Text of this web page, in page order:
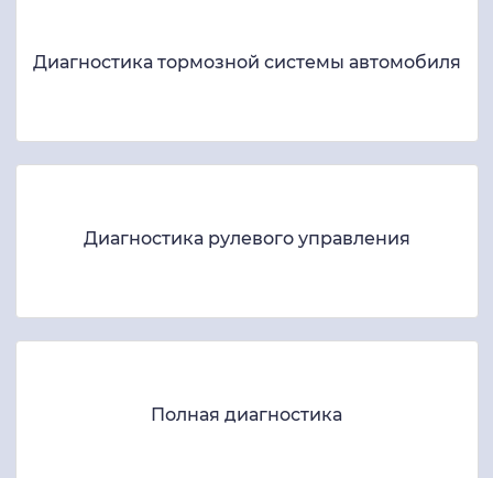
Диагностика тормозной системы автомобиля
Диагностика рулевого управления
Полная диагностика